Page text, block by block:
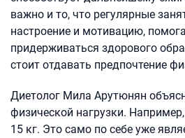
важно и то, что регулярные
настроение и мотивацию,
придерживаться здорового
стоит отдавать предпочтение
Диетолог Мила Арутюнян
физической нагрузки.
15 кг. Это само по себе уже